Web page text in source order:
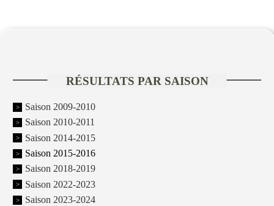
RÉSULTATS PAR SAISON
Saison 2009-2010
Saison 2010-2011
Saison 2014-2015
Saison 2015-2016
Saison 2018-2019
Saison 2022-2023
Saison 2023-2024